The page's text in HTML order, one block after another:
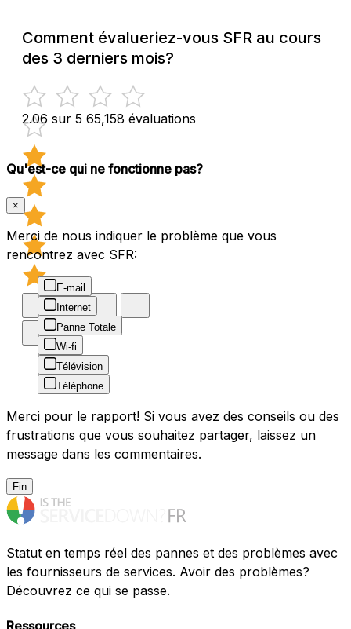
Comment évalueriez-vous SFR au cours
des 3 derniers mois?
2.06 sur 5 65,158 évaluations
Qu'est-ce qui ne fonctionne pas?
×
Merci de nous indiquer le problème que vous
rencontrez avec SFR:
E-mail
Internet
Panne Totale
Wi-fi
Télévision
Téléphone
Merci pour le rapport! Si vous avez des conseils ou des
frustrations que vous souhaitez partager, laissez un
message dans les commentaires.
Fin
Statut en temps réel des pannes et des problèmes avec
les fournisseurs de services. Avoir des problèmes?
Découvrez ce qui se passe.